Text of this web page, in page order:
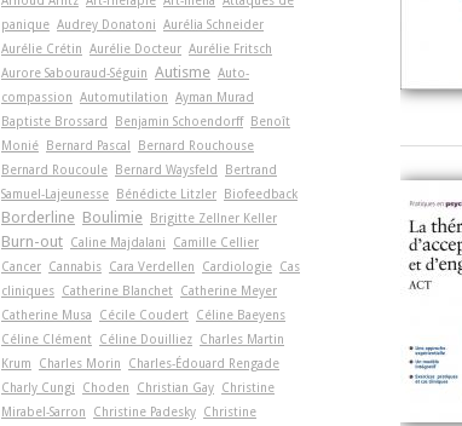
panique Audrey Donatoni Aurélia Schneider
Aurélie Crétin Aurélie Docteur Aurélie Fritsch
Aurore Sabouraud-Séguin Autisme Auto-
compassion Automutilation Ayman Murad
Baptiste Brossard
Benjamin Schoendorff Benoît
Monié Bernard Pascal
Bernard Rouchouse
Bernard Roucoule Bernard Waysfeld
Bertrand
Samuel-Lajeunesse Bénédicte Litzler Biofeedback
Borderline Boulimie Brigitte Zellner Keller
Burn-out Caline Majdalani
Camille Cellier
Cancer Cannabis Cara Verdellen Cardiologie Cas
cliniques Catherine Blanchet Catherine Meyer
Catherine Musa
Cécile Coudert Céline Baeyens
Céline Clément Céline Douilliez Charles Martin
Krum
Charles Morin
Charles-Édouard Rengade
Charly Cungi
Choden Christian Gay Christine
Mirabel-Sarron
Christine Padesky Christine